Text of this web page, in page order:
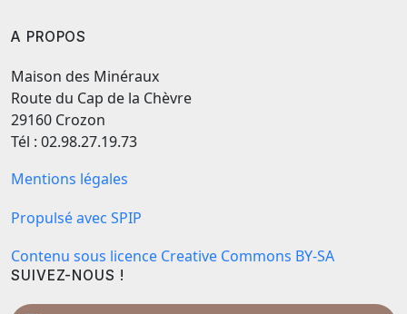
A PROPOS
Maison des Minéraux
Route du Cap de la Chèvre
29160 Crozon
Tél : 02.98.27.19.73
Mentions légales
Propulsé avec SPIP
Contenu sous licence Creative Commons BY-SA
SUIVEZ-NOUS !